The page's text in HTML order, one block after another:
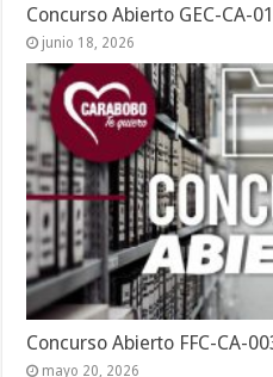
Concurso Abierto GEC-CA-
junio 18, 2026
Concurso Abierto FFC-CA-
mayo 20, 2026